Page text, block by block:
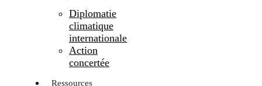
Diplomatie
climatique
internationale
Action
concertée
Ressources